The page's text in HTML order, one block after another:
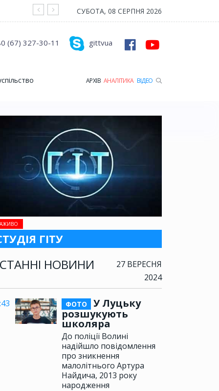
На війні загинув Герой з Рожищенської
СУБОТА, 08 СЕРПНЯ 2026
gittvua
(67) 327-30-11
АРХІВ АНАЛІТИКА ВІДЕО
ГІТУ
НОВИНИ
27 ВЕРЕСНЯ
2024
ФОТО
У Луцьку
розшукують
школяра
До поліції Волині
надійшло повідомлення
про зникнення
малолітнього Артура
Найдича, 2013 року
народження